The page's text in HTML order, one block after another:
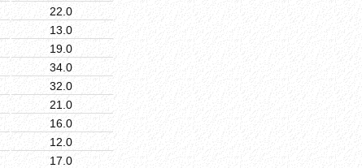
22.0
13.0
19.0
34.0
32.0
21.0
16.0
12.0
17.0